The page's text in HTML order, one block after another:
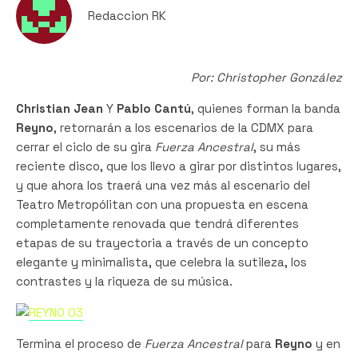
Redaccion RK
Por: Christopher González
Christian Jean Y Pablo Cantú, quienes forman la banda
Reyno, retornarán a los escenarios de la CDMX para
cerrar el ciclo de su gira Fuerza Ancestral, su más
reciente disco, que los llevo a girar por distintos lugares,
y que ahora los traerá una vez más al escenario del
Teatro Metropólitan con una propuesta en escena
completamente renovada que tendrá diferentes
etapas de su trayectoria a través de un concepto
elegante y minimalista, que celebra la sutileza, los
contrastes y la riqueza de su música.
Termina el proceso de Fuerza Ancestralpara Reyno y en